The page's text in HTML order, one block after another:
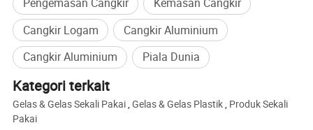
Deskripsi Produk
Cangkir Logam
Cangkir Aluminium
Cangkir Aluminium
Piala Dunia
Kategori terkait
Gelas & Gelas Sekali Pakai ,Gelas & Gelas Plastik Produk Sekali
Pakai